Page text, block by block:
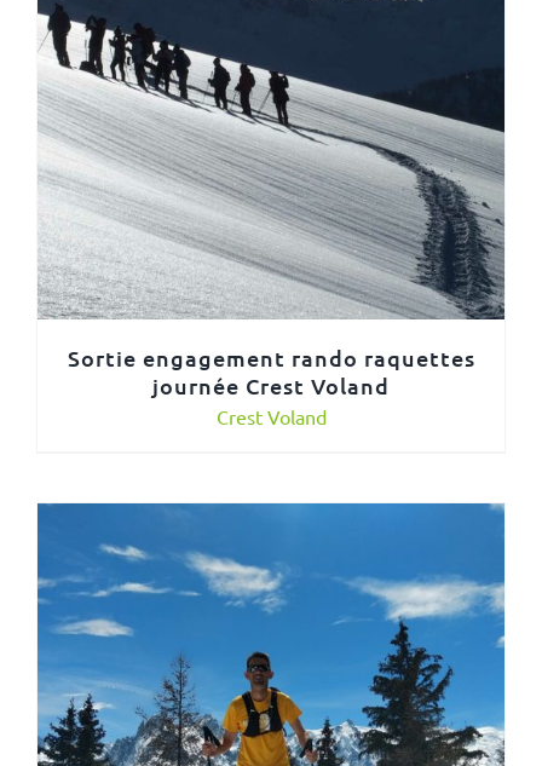
Sortie engagement rando raquettes
journée Crest Voland
Crest Voland